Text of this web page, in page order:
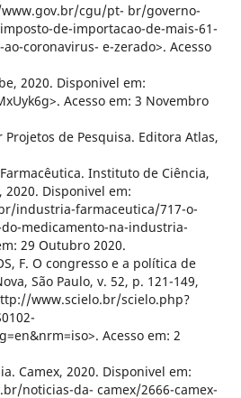
cgu/pt- br/governo-
de-importacao-de-mais-61-
coronavirus- e-zerado>. Acesso
2020. Disponivel em:
Acesso em: 3 Novembro
Projetos de Pesquisa. Editora Atlas,
Instituto de Ciência,
Disponivel em:
industria-farmaceutica/717-o-
medicamento-na-industria-
29 Outubro 2020.
F. O congresso e a política de
São Paulo, v. 52, p. 121-149,
www.scielo.br/scielo.php?
Acesso em: 2
Camex, 2020. Disponivel em:
noticias-da- camex/2666-camex-